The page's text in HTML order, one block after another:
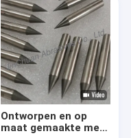
Ontworpen en op
maat gemaakte met